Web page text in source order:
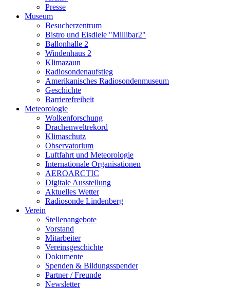
Presse
Museum
Besucherzentrum
Bistro und Eisdiele "Millibar2"
Ballonhalle 2
Windenhaus 2
Klimazaun
Radiosondenaufstieg
Amerikanisches Radiosondenmuseum
Geschichte
Barrierefreiheit
Meteorologie
Wolkenforschung
Drachenweltrekord
Klimaschutz
Observatorium
Luftfahrt und Meteorologie
Internationale Organisationen
AEROARCTIC
Digitale Ausstellung
Aktuelles Wetter
Radiosonde Lindenberg
Verein
Stellenangebote
Vorstand
Mitarbeiter
Vereinsgeschichte
Dokumente
Spenden & Bildungsspender
Partner / Freunde
Newsletter